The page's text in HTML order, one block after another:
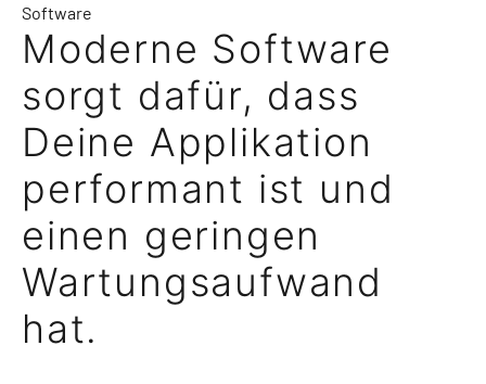
Software
Moderne Software
sorgt dafür, dass
Deine Applikation
performant ist und
einen geringen
Wartungsaufwand
hat.